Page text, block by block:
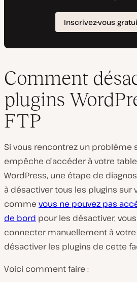
Comment
plugins
FTP
Si vous rencontrez un problème
empêche d’accéder à votre
WordPress, une étape de
à désactiver tous les plugins sur
comme vous ne pouvez pas
de bord pour les désactiver,
connecter manuellement à votre
désactiver les plugins de cette
Voici comment faire :